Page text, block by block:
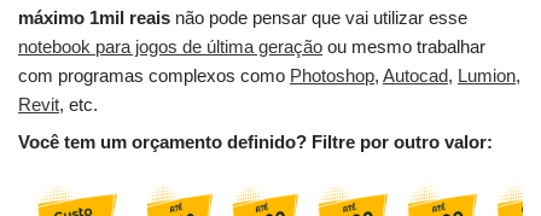
máximo 1mil reais não pode pensar que vai utilizar esse
notebook para jogos de última geração ou mesmo trabalhar
com programas complexos como Photoshop, Autocad, Lumion,
Revit, etc.
Você tem um orçamento definido? Filtre por outro valor: